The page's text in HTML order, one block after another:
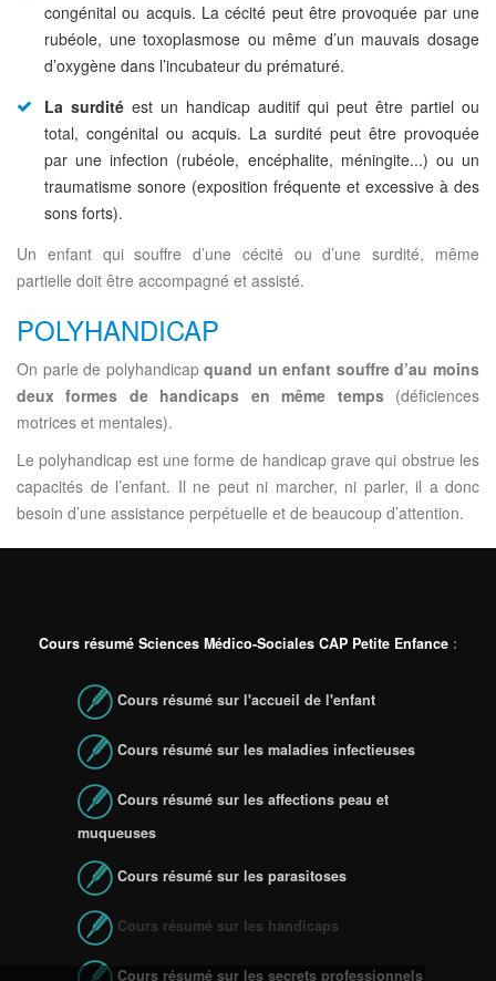
congénital ou acquis. La cécité peut être provoquée par une
rubéole, une toxoplasmose ou même d’un mauvais dosage
d’oxygène dans l’incubateur du prématuré.
La surdité est un handicap auditif qui peut être partiel ou
total, congénital ou acquis. La surdité peut être provoquée
par une infection (rubéole, encéphalite, méningite...) ou un
traumatisme sonore (exposition fréquente et excessive à des
sons forts).
Un enfant qui souffre d’une cécité ou d’une surdité, même
partielle doit être accompagné et assisté.
POLYHANDICAP
On parle de polyhandicapquand un enfant souffre d’au moins
deux formes de handicaps en même temps(déficiences
motrices et mentales).
Le polyhandicap est une forme de handicap grave qui obstrue les
capacités de l’enfant. Il ne peut ni marcher, ni parler, il a donc
besoin d’une assistance perpétuelle et de beaucoup d’attention.
Cours résumé Sciences Médico-Sociales CAP Petite Enfance :
Cours résumé sur l'accueil de l'enfant
Cours résumé sur les maladies infectieuses
Cours résumé sur les affections peau et
muqueuses
Cours résumé sur les parasitoses
Cours résumé sur les handicaps
Cours résumé sur les secrets professionnels